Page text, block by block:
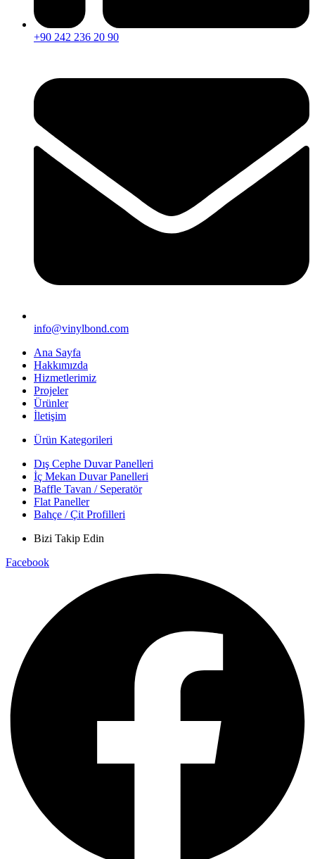
+90 242 236 20 90
info@vinylbond.com
Ana Sayfa
Hakkımızda
Hizmetlerimiz
Projeler
Ürünler
İletişim
Ürün Kategorileri
Dış Cephe Duvar Panelleri
İç Mekan Duvar Panelleri
Baffle Tavan / Seperatör
Flat Paneller
Bahçe / Çit Profilleri
Bizi Takip Edin
Facebook